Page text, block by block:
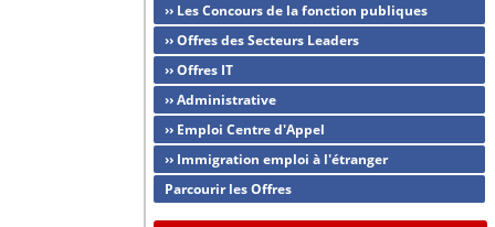
›› Les Concours de la fonction publiques
›› Offres des Secteurs Leaders
›› Offres IT
›› Administrative
›› Emploi Centre d'Appel
›› Immigration emploi à l'étranger
Parcourir les Offres